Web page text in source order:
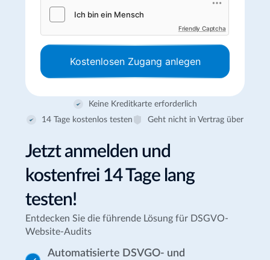
Jetzt anmelden und
kostenfrei 14 Tage lang
testen!
Entdecken Sie die führende Lösung für DSGVO-
Website-Audits
Automatisierte DSVGO- und
Friendly Captcha
Kostenlosen Zugang anlegen
Keine Kreditkarte erforderlich
14 Tage kostenlos testen
Geht nicht in Vertrag über